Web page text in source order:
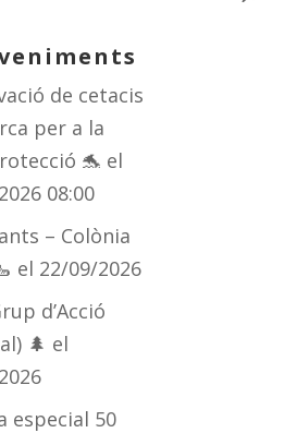
de cetacis
per a la
🐬 el
08:00
– Colònia
el 22/09/2026
d’Acció
🌲 el
especial 50